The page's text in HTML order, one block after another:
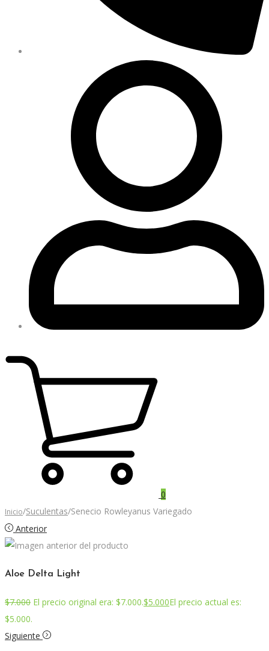
0
Inicio/Suculentas/Senecio Rowleyanus Variegado
Anterior
Aloe Delta Light
$7.000 El precio original era: $7.000.$5.000El precio actual es:
$5.000.
Siguiente